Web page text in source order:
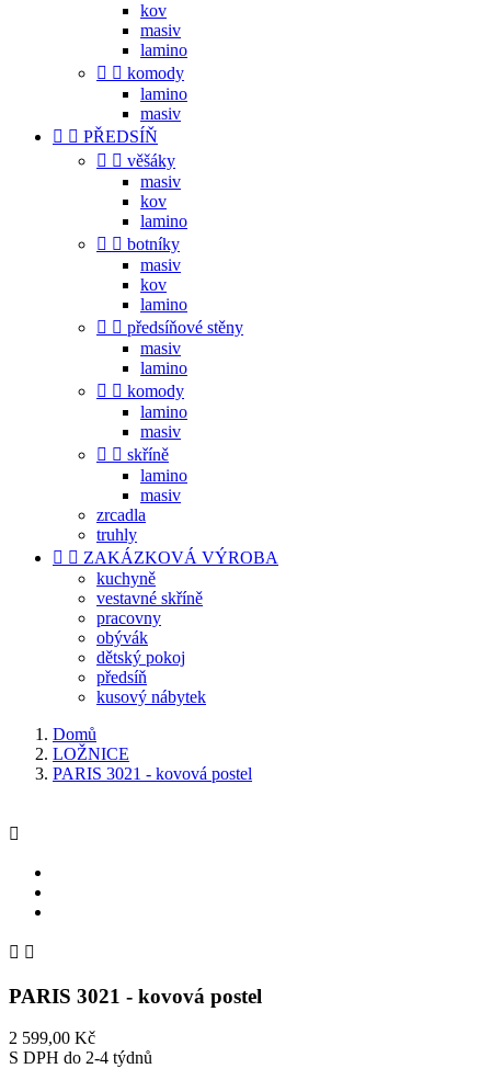
kov
masiv
lamino
  komody
lamino
masiv
  PŘEDSÍŇ
  věšáky
masiv
kov
lamino
  botníky
masiv
kov
lamino
  předsíňové stěny
masiv
lamino
  komody
lamino
masiv
  skříně
lamino
masiv
zrcadla
truhly
  ZAKÁZKOVÁ VÝROBA
kuchyně
vestavné skříně
pracovny
obývák
dětský pokoj
předsíň
kusový nábytek
Domů
LOŽNICE
PARIS 3021 - kovová postel

 
PARIS 3021 - kovová postel
2 599,00 Kč
S DPH do 2-4 týdnů